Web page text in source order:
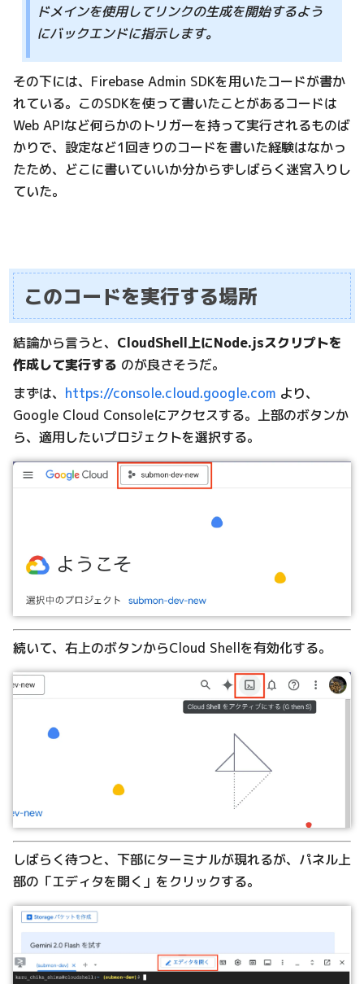
ドメインを使用してリンクの生成を開始するよう
にバックエンドに指示します。
その下には、Firebase Admin SDKを用いたコードが書か
れている。このSDKを使って書いたことがあるコードは
Web APIなど何らかのトリガーを持って実行されるものば
かりで、設定など1回きりのコードを書いた経験はなかっ
たため、どこに書いていいか分からずしばらく迷宮入りし
ていた。
このコードを実行する場所
結論から言うと、 CloudShell上にNode.jsスクリプトを
作成して実行する のが良さそうだ。
まずは、 https://console.cloud.google.com より、
Google Cloud Consoleにアクセスする。上部のボタンか
ら、適用したいプロジェクトを選択する。
続いて、右上のボタンからCloud Shellを有効化する。
しばらく待つと、下部にターミナルが現れるが、パネル上
部の「エディタを開く」をクリックする。